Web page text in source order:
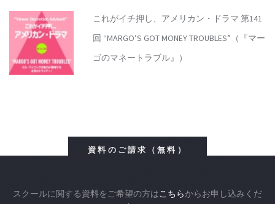
これがイチ押し、アメリカン・ドラマ 第141
回 “MARGO’S GOT MONEY TROUBLES”（『マー
ゴのマネートラブル』）
資料のご請求（無料）
スクールに関する資料をご希望の方はこちらからお申し込みくだ